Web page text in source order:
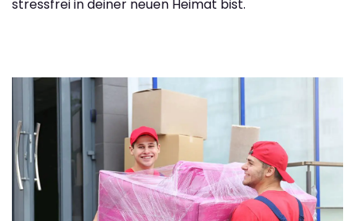
stressfrei in deiner neuen Heimat bist.